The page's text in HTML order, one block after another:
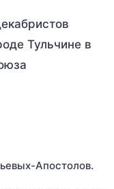
Тульчине в
Апостолов.